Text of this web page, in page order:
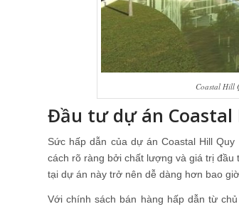
Coastal Hill
Đầu tư dự án Coastal
Sức hấp dẫn của dự án Coastal Hill
cách rõ ràng bởi chất lượng và giá trị
tại dự án này trở nên dễ dàng hơn bao
Với chính sách bán hàng hấp dẫn từ